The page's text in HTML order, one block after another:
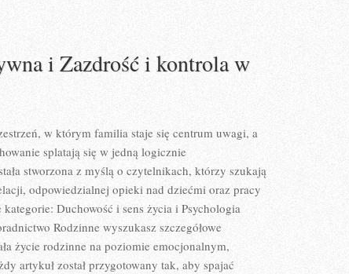
i Zazdrość i kontrola w
w którym familia staje się centrum uwagi, a
splatają się w jedną logicznie
stworzona z myślą o czytelnikach, którzy szukają
odpowiedzialnej opieki nad dziećmi oraz pracy
Duchowość i sens życia i Psychologia
Rodzinne wyszukasz szczegółowe
życie rodzinne na poziomie emocjonalnym,
artykuł został przygotowany tak, aby spajać